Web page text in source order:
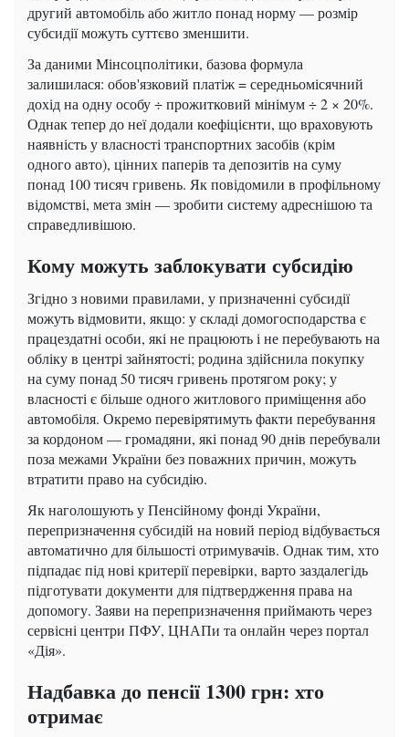
другий автомобіль або житло понад норму — розмір
субсидії можуть суттєво зменшити.
За даними Мінсоцполітики, базова формула
залишилася: обов'язковий платіж = середньомісячний
дохід на одну особу ÷ прожитковий мінімум ÷ 2 × 20%.
Однак тепер до неї додали коефіцієнти, що враховують
наявність у власності транспортних засобів (крім
одного авто), цінних паперів та депозитів на суму
понад 100 тисяч гривень. Як повідомили в профільному
відомстві, мета змін — зробити систему адреснішою та
справедливішою.
Кому можуть заблокувати субсидію
Згідно з новими правилами, у призначенні субсидії
можуть відмовити, якщо: у складі домогосподарства є
працездатні особи, які не працюють і не перебувають на
обліку в центрі зайнятості; родина здійснила покупку
на суму понад 50 тисяч гривень протягом року; у
власності є більше одного житлового приміщення або
автомобіля. Окремо перевірятимуть факти перебування
за кордоном — громадяни, які понад 90 днів перебували
поза межами України без поважних причин, можуть
втратити право на субсидію.
Як наголошують у Пенсійному фонді України,
перепризначення субсидій на новий період відбувається
автоматично для більшості отримувачів. Однак тим, хто
підпадає під нові критерії перевірки, варто заздалегідь
підготувати документи для підтвердження права на
допомогу. Заяви на перепризначення приймають через
сервісні центри ПФУ, ЦНАПи та онлайн через портал
«Дія».
Надбавка до пенсії 1300 грн: хто
отримає